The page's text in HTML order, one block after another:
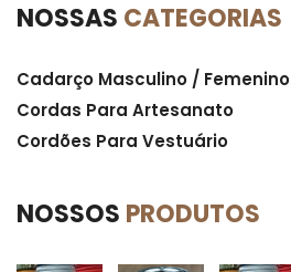
NOSSAS CATEGORIAS
Cadarço Masculino / Femenino
Cordas Para Artesanato
Cordões Para Vestuário
NOSSOS PRODUTOS